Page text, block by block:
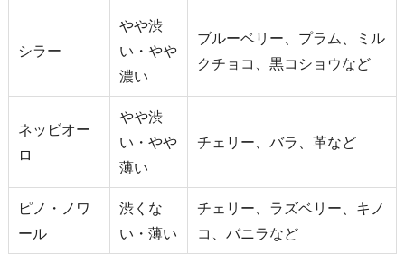
シラー
やや渋
い・やや
濃い
ブルーベリー、プラム、ミル
クチョコ、黒コショウなど
ネッビオー
ロ
やや渋
い・やや
薄い
チェリー、バラ、革など
ピノ・ノワ
ール
渋くな
い・薄い
チェリー、ラズベリー、キノ
コ、バニラなど